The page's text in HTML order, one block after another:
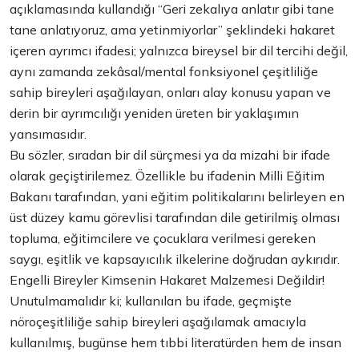
açıklamasında kullandığı “Geri zekalıya anlatır gibi tane
tane anlatıyoruz, ama yetinmiyorlar” şeklindeki hakaret
içeren ayrımcı ifadesi; yalnızca bireysel bir dil tercihi değil,
aynı zamanda zekâsal/mental fonksiyonel çeşitliliğe
sahip bireyleri aşağılayan, onları alay konusu yapan ve
derin bir ayrımcılığı yeniden üreten bir yaklaşımın
yansımasıdır.
Bu sözler, sıradan bir dil sürçmesi ya da mizahi bir ifade
olarak geçiştirilemez. Özellikle bu ifadenin Milli Eğitim
Bakanı tarafından, yani eğitim politikalarını belirleyen en
üst düzey kamu görevlisi tarafından dile getirilmiş olması
topluma, eğitimcilere ve çocuklara verilmesi gereken
saygı, eşitlik ve kapsayıcılık ilkelerine doğrudan aykırıdır.
Engelli Bireyler Kimsenin Hakaret Malzemesi Değildir!
Unutulmamalıdır ki; kullanılan bu ifade, geçmişte
nöroçeşitliliğe sahip bireyleri aşağılamak amacıyla
kullanılmış, bugünse hem tıbbi literatürden hem de insan